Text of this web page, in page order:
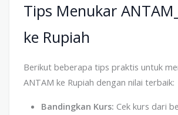
Tips Menukar
ke Rupiah
Berikut beberapa tips praktis untuk
ANTAM ke Rupiah dengan nilai terbaik:
Bandingkan Kurs: Cek kurs dari